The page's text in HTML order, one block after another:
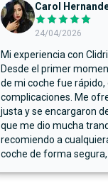
Carol
24/04/2026
Mi experiencia con
Desde el primer
de mi coche fue rápido,
complicaciones. Me
justa y se encargaron
que me dio mucha
recomiendo a
coche de forma segura,